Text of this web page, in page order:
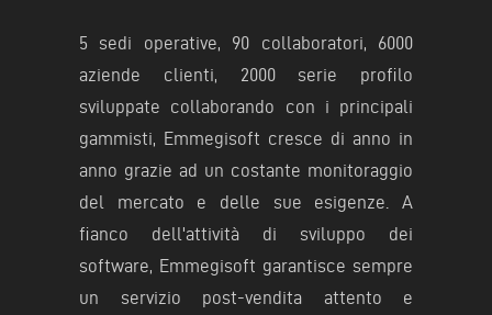
5 sedi operative, 90 collaboratori, 6000
aziende clienti, 2000 serie profilo
sviluppate collaborando con i principali
gammisti, Emmegisoft cresce di anno in
anno grazie ad un costante monitoraggio
del mercato e delle sue esigenze. A
fianco dell'attività di sviluppo dei
software, Emmegisoft garantisce sempre
un servizio post-vendita attento e